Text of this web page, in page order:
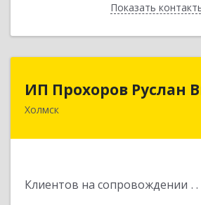
ПоказатьНазад
ИП Прохоров Руслан
Холмск
Клиентов на сопровождении
694620, Сахалинская обл,